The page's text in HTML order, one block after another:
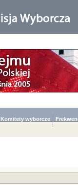
Komitety wyborcze